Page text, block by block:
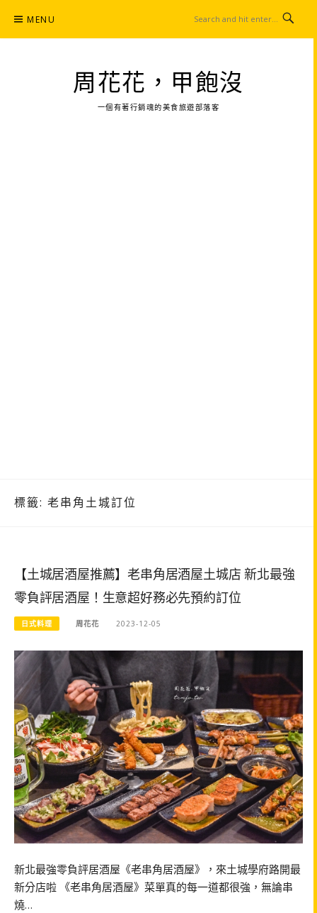
content
MENU
周花花，甲飽沒
一個有著行銷魂的美食旅遊部落客
標籤: 老串角土城訂位
【土城居酒屋推薦】老串角居酒屋土城店 新北最強
零負評居酒屋！生意超好務必先預約訂位
日式料理 周花花 2023-12-05
新北最強零負評居酒屋《老串角居酒屋》，來土城學府路開最
新分店啦 《老串角居酒屋》菜單真的每一道都很強，無論串
燒…